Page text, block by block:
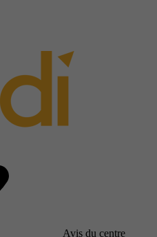
Avis du centre